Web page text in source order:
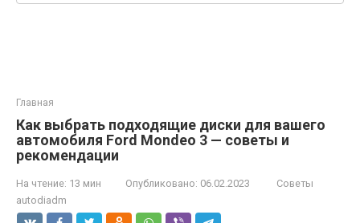
Главная
Как выбрать подходящие диски для вашего
автомобиля Ford Mondeo 3 — советы и
рекомендации
На чтение: 13 мин Опубликовано: 06.02.2023
Советы
autodiadm